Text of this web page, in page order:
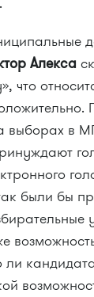
Алекса
что
выборах в
были бы
ли